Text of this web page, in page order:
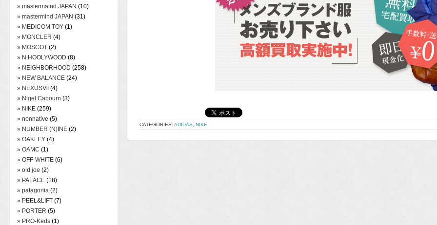
» mastermaind JAPAN (10)
» mastermind JAPAN (31)
» MEDICOM TOY (1)
» MONCLER (4)
» MOSCOT (2)
» N.HOOLYWOOD (8)
» NEIGHBORHOOD (258)
» NEW BALANCE (24)
» NEXUSⅦ (4)
» Nigel Cabourn (3)
» NIKE (259)
» nonnative (5)
» NUMBER (N)INE (2)
» OAKLEY (4)
» OAMC (1)
» OFF-WHITE (6)
» old joe (2)
» PALACE (18)
» patagonia (2)
» PEEL&LIFT (7)
» PORTER (5)
» PRO-Keds (1)
CATEGORIES: ADIDAS NIKE